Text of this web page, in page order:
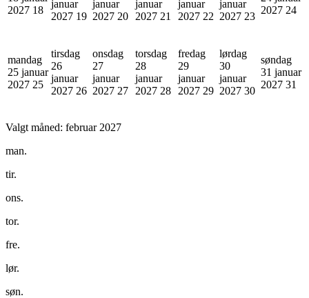
2027 18
januar
2027 19
januar
2027 20
januar
2027 21
januar
2027 22
januar
2027 23
2027 24
mandag
25 januar
2027 25
tirsdag
26
januar
2027 26
onsdag
27
januar
2027 27
torsdag
28
januar
2027 28
fredag
29
januar
2027 29
lørdag
30
januar
2027 30
søndag
31 januar
2027 31
Valgt måned: februar 2027
man.
tir.
ons.
tor.
fre.
lør.
søn.